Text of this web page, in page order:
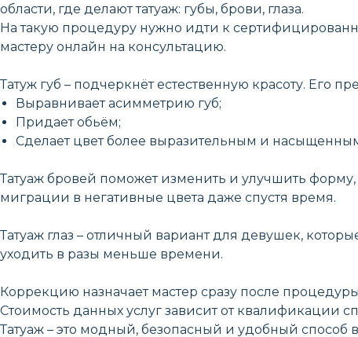
области, где делают татуаж: губы, брови, глаза.
На такую процедуру нужно идти к
мастеру онлайн на консультацию.
Татуж губ – подчеркнёт естественную красоту. Его
Выравнивает асимметрию губ;
Придает обьём;
Сделает цвет более выразительным и
Татуаж бровей поможет изменить и улучшить форму,
миграции в негативные цвета даже спустя время.
Татуаж глаз – отличный вариант для девушек,
уходить в разы меньше времени.
Коррекцию назначает мастер сразу после
Стоимость данных услуг зависит от квалификации
Татуаж – это модный, безопасный и удобный способ